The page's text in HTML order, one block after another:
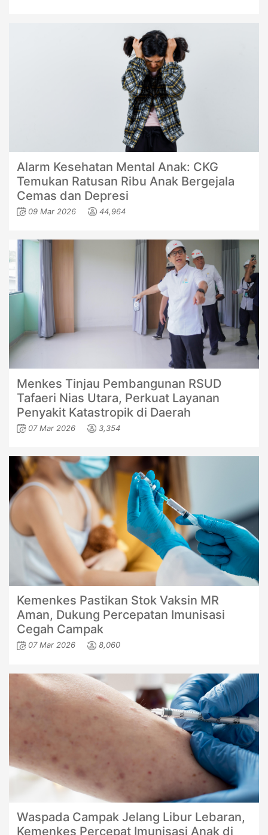
Alarm Kesehatan Mental Anak: CKG
Temukan Ratusan Ribu Anak Bergejala
Cemas dan Depresi
09 Mar 2026 44,964
Menkes Tinjau Pembangunan RSUD
Tafaeri Nias Utara, Perkuat Layanan
Penyakit Katastropik di Daerah
07 Mar 2026 3,354
Kemenkes Pastikan Stok Vaksin MR
Aman, Dukung Percepatan Imunisasi
Cegah Campak
07 Mar 2026 8,060
Waspada Campak Jelang Libur Lebaran,
Kemenkes Percepat Imunisasi Anak di